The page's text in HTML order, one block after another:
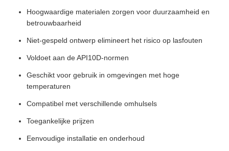
Hoogwaardige materialen zorgen voor duurzaamheid en
betrouwbaarheid
Niet-gespeld ontwerp elimineert het risico op lasfouten
Voldoet aan de API10D-normen
Geschikt voor gebruik in omgevingen met hoge
temperaturen
Compatibel met verschillende omhulsels
Toegankelijke prijzen
Eenvoudige installatie en onderhoud